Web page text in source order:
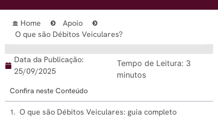
Home
Apoio
O que são Débitos Veiculares?
Data da Publicação:
25/09/2025
Tempo de Leitura: 3
minutos
Confira neste Conteúdo
O que são Débitos Veiculares: guia completo